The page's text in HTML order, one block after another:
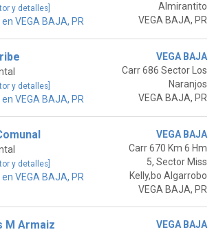
y detalles]
VEGA BAJA, PR
Almirantito
VEGA BAJA, PR
y detalles]
VEGA BAJA, PR
VEGA BAJA
Carr 686 Sector Los
Naranjos
VEGA BAJA, PR
y detalles]
VEGA BAJA, PR
VEGA BAJA
Carr 670 Km 6 Hm
5, Sector Miss
Kelly,bo Algarrobo
VEGA BAJA, PR
M Armaiz
VEGA BAJA